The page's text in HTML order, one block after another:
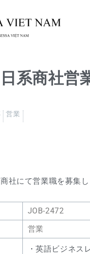
系商社営
営業
社にて営業職を募集
JOB-2472
営業
・英語ビジネス